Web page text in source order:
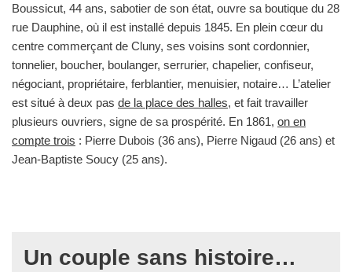
Boussicut, 44 ans, sabotier de son état, ouvre sa boutique du 28
rue Dauphine, où il est installé depuis 1845. En plein cœur du
centre commerçant de Cluny, ses voisins sont cordonnier,
tonnelier, boucher, boulanger, serrurier, chapelier, confiseur,
négociant, propriétaire, ferblantier, menuisier, notaire… L’atelier
est situé à deux pas de la place des halles, et fait travailler
plusieurs ouvriers, signe de sa prospérité. En 1861, on en
compte trois : Pierre Dubois (36 ans), Pierre Nigaud (26 ans) et
Jean-Baptiste Soucy (25 ans).
Un couple sans histoire…